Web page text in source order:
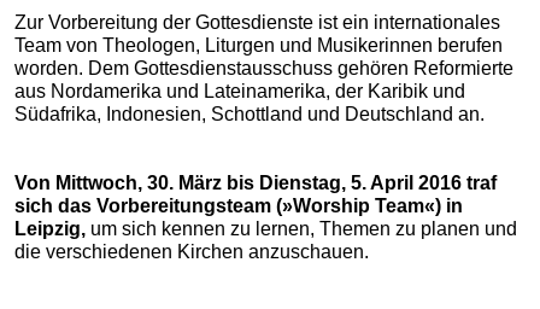
Zur Vorbereitung der Gottesdienste ist ein internationales
Team von Theologen, Liturgen und Musikerinnen berufen
worden. Dem Gottesdienstausschuss gehören Reformierte
aus Nordamerika und Lateinamerika, der Karibik und
Südafrika, Indonesien, Schottland und Deutschland an.
Von Mittwoch, 30. März bis Dienstag, 5. April 2016 traf
sich das Vorbereitungsteam (»Worship Team«) in
Leipzig, um sich kennen zu lernen, Themen zu planen und
die verschiedenen Kirchen anzuschauen.